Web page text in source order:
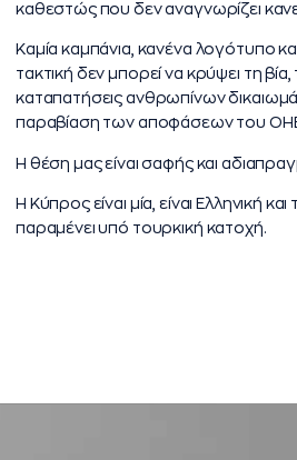
καθεστώς που δεν αναγνωρίζει
Καμία καμπάνια, κανένα λογότυπο
τακτική δεν μπορεί να κρύψει τη βία,
καταπατήσεις ανθρωπίνων
παραβίαση των αποφάσεων του
Η θέση μας είναι σαφής και
Η Κύπρος είναι μία, είναι Ελληνική
παραμένει υπό τουρκική κατοχή.